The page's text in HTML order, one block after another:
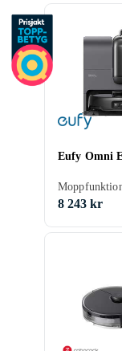
Eufy Omni
8 243 kr